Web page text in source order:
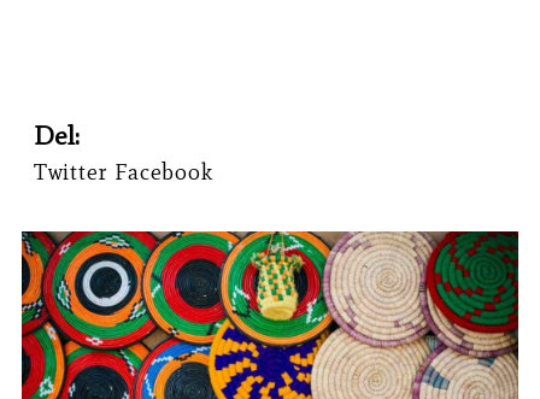
Del:
Twitter Facebook